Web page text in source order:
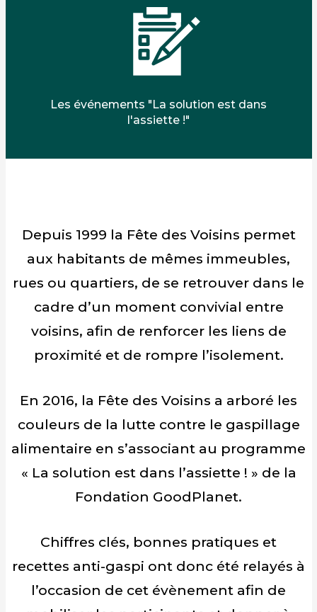
Les événements "La solution est dans
l'assiette !"
Depuis 1999 la Fête des Voisins permet
aux habitants de mêmes immeubles,
rues ou quartiers, de se retrouver dans le
cadre d’un moment convivial entre
voisins, afin de renforcer les liens de
proximité et de rompre l’isolement.
En 2016, la Fête des Voisins a arboré les
couleurs de la lutte contre le gaspillage
alimentaire en s’associant au programme
« La solution est dans l’assiette ! » de la
Fondation GoodPlanet.
Chiffres clés, bonnes pratiques et
recettes anti-gaspi ont donc été relayés à
l’occasion de cet évènement afin de